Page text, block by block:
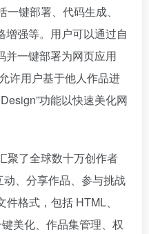
键部署、代码生成、
增强等。用户可以通过自
并一键部署为网页应用
许用户基于他人作品进
功能以快速美化网
聚了全球数十万创作者
、分享作品、参与挑战
格式，包括 HTML、
美化、作品集管理、权